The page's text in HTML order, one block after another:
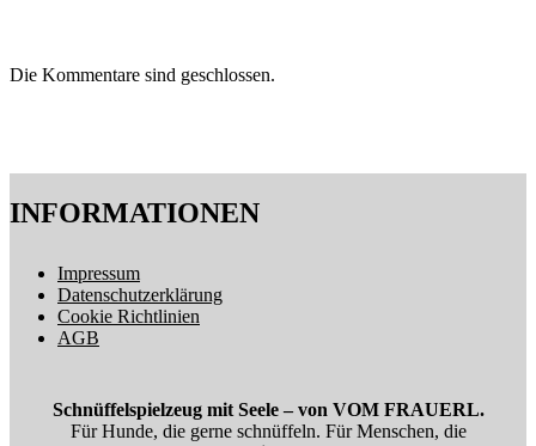
Die Kommentare sind geschlossen.
INFORMATIONEN
Impressum
Datenschutzerklärung
Cookie Richtlinien
AGB
Schnüffelspielzeug mit Seele – von VOM FRAUERL.
Für Hunde, die gerne schnüffeln. Für Menschen, die